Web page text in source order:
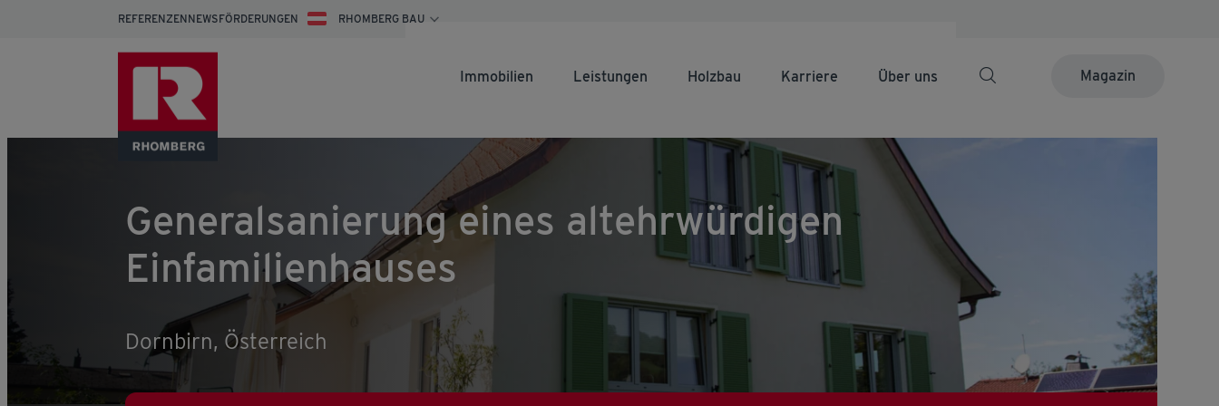
REFERENZENNEWSFÖRDERUNGEN RHOMBERG BAU
Immobilien Leistungen Holzbau Karriere Über uns Magazin
Generalsanierung eines altehrwürdigen
Einfamilienhauses
Dornbirn, Österreich